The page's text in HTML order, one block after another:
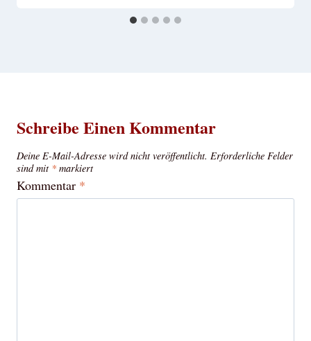
Schreibe Einen Kommentar
Deine E-Mail-Adresse wird nicht veröffentlicht. Erforderliche Felder
sind mit * markiert
Kommentar *